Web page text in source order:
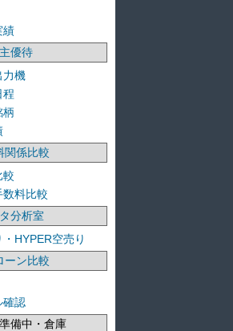
績
優待
力機
程
柄
関係比較
較
料比較
分析室
HYPER空売り
ーン比較
確認
備中・倉庫